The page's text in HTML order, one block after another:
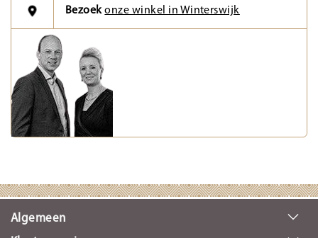
Bezoekonze winkel in Winterswijk
Algemeen